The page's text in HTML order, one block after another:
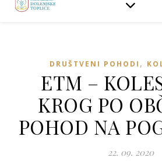
DRUŠTVENI POHODI ,
ETM –
KROG PO
POHOD NA
22. 09. 2020